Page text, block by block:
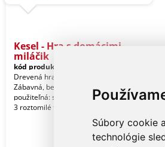
Súbory cookie
technológie
Kesel - Hra s domácimi
miláčik
kód produktu:
Drevená hra pre domácich miláčikov.
Zábavná, bezpečná a ľahko
použiteľná: stlačením páčok sa objavia
3 roztomilé figúrky